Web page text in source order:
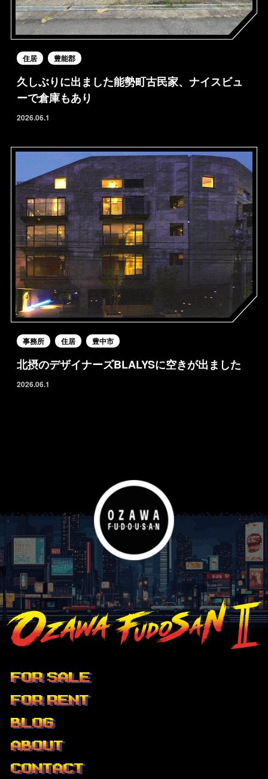
住居 豊能郡
久しぶりに出ました能勢町古民家、ナイスビュ
ーで倉庫もあり
2026.06.1
事務所 住居 豊中市
北摂のデザイナーズBLALYSに空きが出ました
2026.06.1
FOR SALE
FOR RENT
BLOG
ABOUT
CONTACT